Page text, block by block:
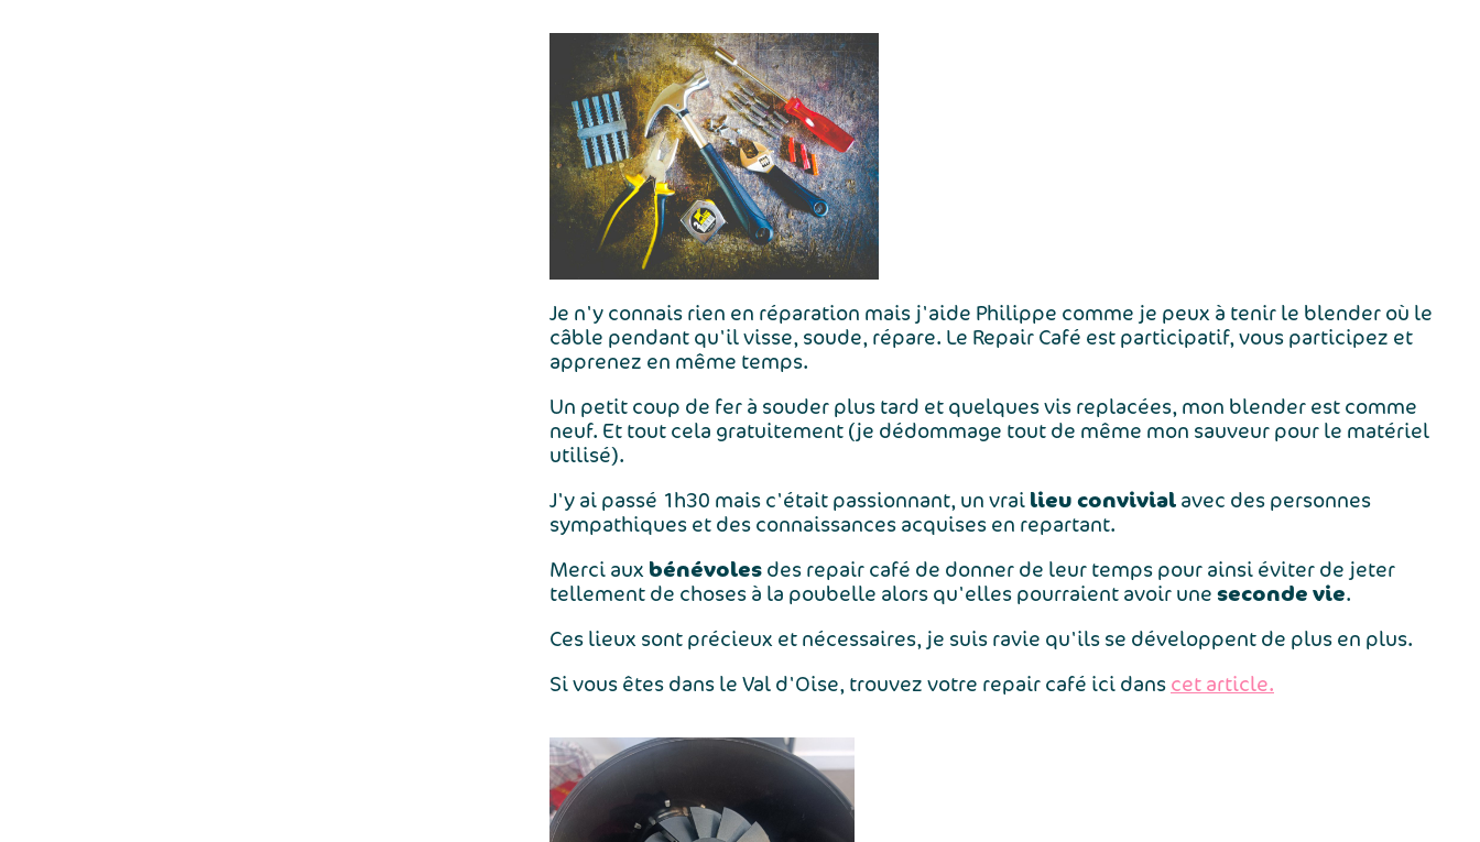
Je n'y connais rien en réparation mais j'aide Philippe comme je peux à tenir le blender où le
câble pendant qu'il visse, soude, répare. Le Repair Café est participatif, vous participez et
apprenez en même temps.
Un petit coup de fer à souder plus tard et quelques vis replacées, mon blender est comme
neuf. Et tout cela gratuitement (je dédommage tout de même mon sauveur pour le matériel
utilisé).
J'y ai passé 1h30 mais c'était passionnant, un vrai lieu convivial avec des personnes
sympathiques et des connaissances acquises en repartant.
Merci aux bénévoles des repair café de donner de leur temps pour ainsi éviter de jeter
tellement de choses à la poubelle alors qu'elles pourraient avoir une seconde vie.
Ces lieux sont précieux et nécessaires, je suis ravie qu'ils se développent de plus en plus.
Si vous êtes dans le Val d'Oise, trouvez votre repair café ici dans cet article.